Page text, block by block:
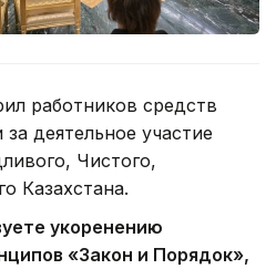
работников средств
деятельное участие
Чистого,
Казахстана.
укоренению
«Закон и Порядок»,